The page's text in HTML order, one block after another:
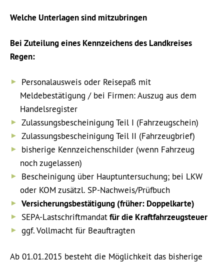
Welche Unterlagen sind mitzubringen
Bei Zuteilung eines Kennzeichens des Landkreises
Regen:
Personalausweis oder Reisepaß mit
Meldebestätigung / bei Firmen: Auszug aus dem
Handelsregister
Zulassungsbescheinigung Teil I (Fahrzeugschein)
Zulassungsbescheinigung Teil II (Fahrzeugbrief)
bisherige Kennzeichenschilder (wenn Fahrzeug
noch zugelassen)
Bescheinigung über Hauptuntersuchung; bei LKW
oder KOM zusätzl. SP-Nachweis/Prüfbuch
Versicherungsbestätigung (früher: Doppelkarte)
SEPA-Lastschriftmandatfür die Kraftfahrzeugsteuer
ggf. Vollmacht für Beauftragten
Ab 01.01.2015 besteht die Möglichkeit das bisherige